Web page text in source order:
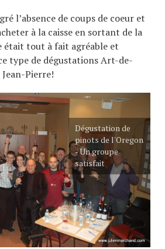
l’absence de coups de coeur et
à la caisse en sortant de la
était tout à fait agréable et
type de dégustations Art-de-
Pierre!
Dégustation de
pinots de l'Oregon
- Un groupe
satisfait